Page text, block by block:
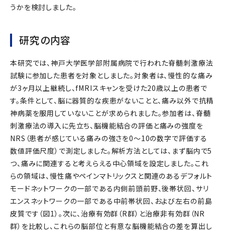
うかを検討しました。
研究の内容
本研究では、神戸大学医学部附属病院で行われた脊髄刺激療法
試験に参加した患者を対象としました。対象者は、慢性的な痛み
が3ヶ月以上継続し、fMRIスキャンを受けた20歳以上の患者で
す。条件として、脳に器質的な疾患がないことと、痛み以外で抗精
神病薬を服用していないことが求められました。参加者は、脊髄
刺激療法の導入に先立ち、脳機能結合の評価と痛みの強度を
NRS（患者が感じている痛みの強さを0～10の数字で評価する
数値評価尺度）で測定しました。解析方法としては、まず脳内で5
つ、痛みに関連すると考えらえる中心領域を設定しました。これ
らの領域は、慢性痛やペインマトリックスと関連のあるデフォルト
モードネットワークの一部である内側前頭前野、後帯状回、サリ
エンスネットワークの一部である中前帯状回、および左右の前島
皮質です（図1）。次に、治療有効群（R群）と治療非有効群（NR
群）を比較し、これらの脳部位と有意な脳機能結合の差を算出し